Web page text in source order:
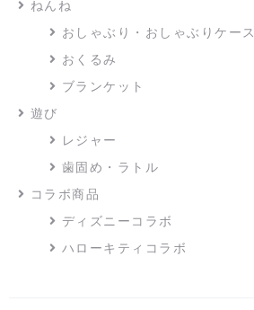
ねんね
おしゃぶり・おしゃぶりケース
おくるみ
ブランケット
遊び
レジャー
歯固め・ラトル
コラボ商品
ディズニーコラボ
ハローキティコラボ